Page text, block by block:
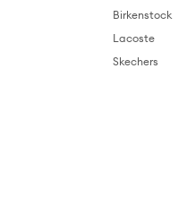
Birkenstock
Lacoste
Skechers